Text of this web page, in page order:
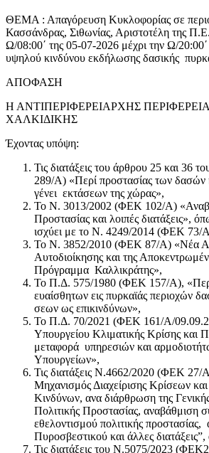
ΘΕΜΑ : Απαγόρευση Κυκλοφορίας σε
Κασσάνδρας, Σιθωνίας, Αριστοτέλη της
Ω/08:00΄ της 05-07-2026 μέχρι την Ω/
υψηλού κινδύνου εκδήλωσης δασικής
ΑΠΟΦΑΣΗ
Η ΑΝΤΙΠΕΡΙΦΕΡΕΙΑΡΧΗΣ
ΧΑΛΚΙΔΙΚΗΣ
Έχοντας υπόψη:
Τις διατάξεις του άρθρου 25 και 36
289/Α) «Περί προστασίας των δασών
γένει εκτάσεων της χώρας»,
Το Ν. 3013/2002 (ΦΕΚ 102/Α)
Προστασίας και λοιπές διατάξεις»,
ισχύει με το Ν. 4249/2014 (ΦΕΚ 73/
Το Ν. 3852/2010 (ΦΕΚ 87/Α) «Νέα
Αυτοδιοίκησης και της
Πρόγραμμα Καλλικράτης»,
Το Π.Δ. 575/1980 (ΦΕΚ 157/Α), «Περί
ευαίσθητων εις πυρκαϊάς περιοχών
σεων ως επικινδύνων»,
Το Π.Δ. 70/2021 (ΦΕΚ 161/Α/
Υπουργείου Κλιματικής Κρίσης και
μεταφορά υπηρεσιών και
Υπουργείων»,
Τις διατάξεις Ν.4662/2020 (ΦΕΚ 27/
Μηχανισμός Διαχείρισης Κρίσεων
Κινδύνων, ανα διάρθρωση της
Πολιτικής Προστασίας, αναβάθμιση
εθελοντισμού πολιτικής
Πυροσβεστικού και άλλες διατάξεις”,
Τις διατάξεις του Ν.5075/2023